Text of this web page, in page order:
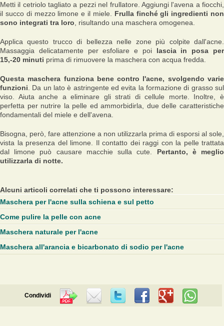
Metti il cetriolo tagliato a pezzi nel frullatore. Aggiungi l'avena a fiocchi,
il succo di mezzo limone e il miele.
Frulla finché gli ingredienti non
sono integrati tra loro , risultando una maschera omogenea.
Applica questo trucco di bellezza nelle zone più colpite dall'acne.
Massaggia delicatamente per esfoliare e poi lascia in posa per
15,-20 minuti prima di rimuovere la maschera con acqua fredda.
Questa maschera funziona bene contro l'acne, svolgendo varie
funzioni . Da un lato è astringente ed evita la formazione di grasso sul
viso. Aiuta anche a eliminare gli strati di cellule morte. Inoltre, è
perfetta per nutrire la pelle ed ammorbidirla, due delle caratteristiche
fondamentali del miele e dell'avena.
Bisogna, però, fare attenzione a non utilizzarla prima di esporsi al sole,
vista la presenza del limone. Il contatto dei raggi con la pelle trattata
dal limone può causare macchie sulla cute. Pertanto, è meglio
utilizzarla di notte.
Alcuni articoli correlati che ti possono interessare:
Maschera per l'acne sulla schiena e sul petto
Come pulire la pelle con acne
Maschera naturale per l'acne
Maschera all'arancia e bicarbonato di sodio per l'acne
Condividi